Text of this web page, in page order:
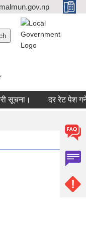
सूचना। दर रेट पेश